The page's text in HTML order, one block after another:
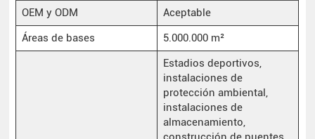
OEM y ODM
Aceptable
Áreas de bases
5.000.000 m²
Estadios deportivos,
instalaciones de
protección ambiental,
instalaciones de
almacenamiento,